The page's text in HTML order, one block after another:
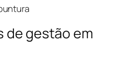
de gestão em